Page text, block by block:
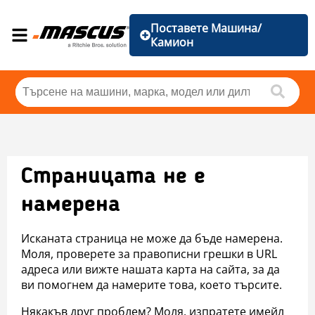
Поставете Машина/
Камион
Страницата не е
намерена
Исканата страница не може да бъде намерена.
Моля, проверете за правописни грешки в URL
адреса или вижте нашата карта на сайта, за да
ви помогнем да намерите това, което търсите.
Някакъв друг проблем? Моля, изпратете имейл